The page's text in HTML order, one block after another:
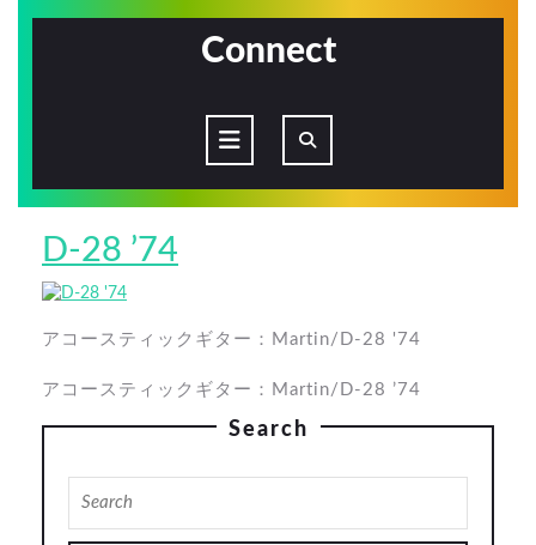
Connect
Open
Button
D-28 ’74
’74
アコースティックギター：Martin/D-28 '74
アコースティックギター：Martin/D-28 ’74
Search
for: